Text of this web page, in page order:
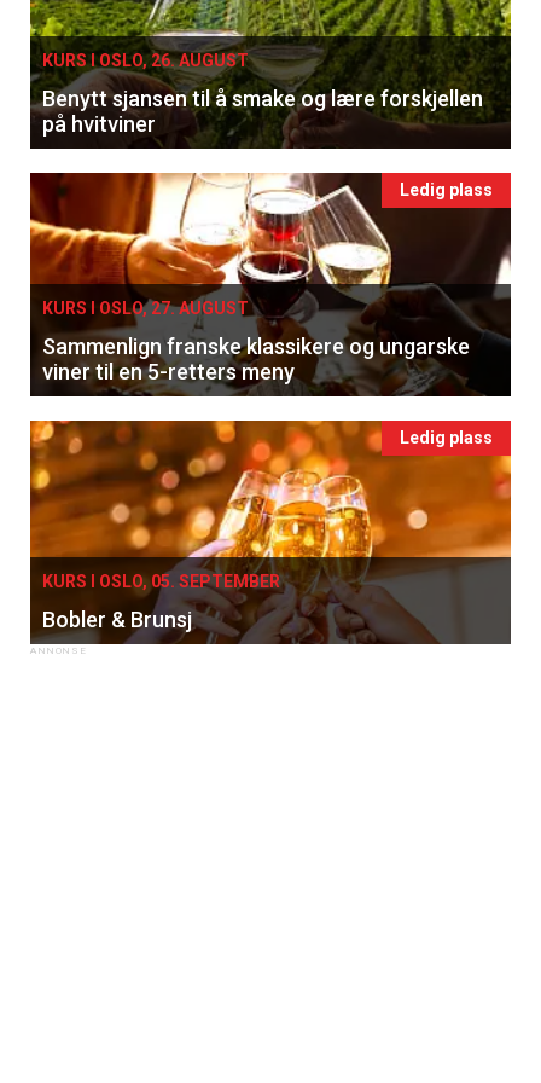
KURS I OSLO, 26. AUGUST
Benytt sjansen til å smake og lære forskjellen
på hvitviner
Ledig plass
KURS I OSLO, 27. AUGUST
Sammenlign franske klassikere og ungarske
viner til en 5-retters meny
Ledig plass
KURS I OSLO, 05. SEPTEMBER
Bobler & Brunsj